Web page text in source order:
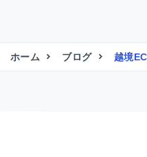
ホーム ブログ 越境